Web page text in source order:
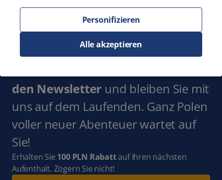
Terrasse
den Newsletter und bleiben Sie mit
uns auf dem Laufenden. Ganz Polen
voller neuer Abenteuer wartet auf
Sie!
Erhalten Sie 100 PLN Rabattauf Ihren nächsten
Aufenthalt. Zögern Sie nicht!
Personifizieren
Alle akzeptieren